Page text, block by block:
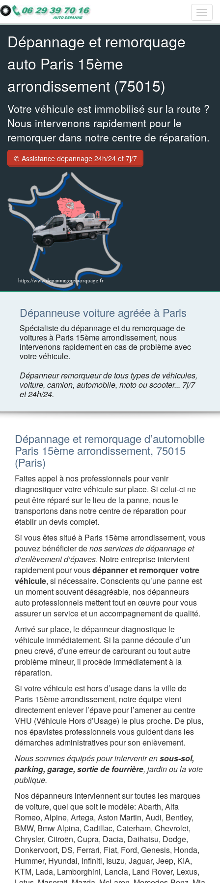
Bar
Bar
Bar
Dépannage et remorquage
auto Paris 15ème
arrondissement (75015)
Votre véhicule est immobilisé sur la route ?
Nous intervenons rapidement pour le
remorquer dans notre centre de réparation.
✆ Assistance dépannage 24h/24 et 7j/7
Dépanneuse voiture agréée à Paris
Spécialiste du dépannage et du remorquage de
voitures à Paris 15ème arrondissement, nous
intervenons rapidement en cas de problème avec
votre véhicule.
Dépanneur remorqueur de tous types de véhicules,
voiture, camion, automobile, moto ou scooter... 7j/7
et 24h/24.
Dépannage et remorquage d’automobile
Paris 15ème arrondissement, 75015
(Paris)
Faites appel à nos professionnels pour venir
diagnostiquer votre véhicule sur place. Si celui-ci ne
peut être réparé sur le lieu de la panne, nous le
transportons dans notre centre de réparation pour
établir un devis complet.
Si vous êtes situé à Paris 15ème arrondissement, vous
pouvez bénéficier denos services de dépannage et
d’enlèvement d’épaves. Notre entreprise intervient
rapidement pour vousdépanner et remorquer votre
véhicule, si nécessaire. Conscients qu’une panne est
un moment souvent désagréable, nos dépanneurs
auto professionnels mettent tout en œuvre pour vous
assurer un service et un accompagnement de qualité.
Arrivé sur place, le dépanneur diagnostique le
véhicule immédiatement. Si la panne découle d’un
pneu crevé, d’une erreur de carburant ou tout autre
problème mineur, il procède immédiatement à la
réparation.
Si votre véhicule est hors d’usage dans la ville de
Paris 15ème arrondissement, notre équipe vient
directement enlever l’épave pour l’amener au centre
VHU (Véhicule Hors d’Usage) le plus proche. De plus,
nos épavistes professionnels vous guident dans les
démarches administratives pour son enlèvement.
Nous sommes équipés pour intervenir ensous-sol,
parking, garage, sortie de fourrière, jardin ou la voie
publique.
Nos dépanneurs interviennent sur toutes les marques
de voiture, quel que soit le modèle: Abarth, Alfa
Romeo, Alpine, Artega, Aston Martin, Audi, Bentley,
BMW, Bmw Alpina, Cadillac, Caterham, Chevrolet,
Chrysler, Citroën, Cupra, Dacia, Daihatsu, Dodge,
Donkervoort, DS, Ferrari, Fiat, Ford, Genesis, Honda,
Hummer, Hyundai, Infiniti, Isuzu, Jaguar, Jeep, KIA,
KTM, Lada, Lamborghini, Lancia, Land Rover, Lexus,